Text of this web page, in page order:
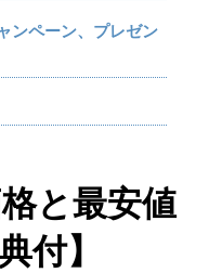
ンペーン、プレゼン
と最安値
付】